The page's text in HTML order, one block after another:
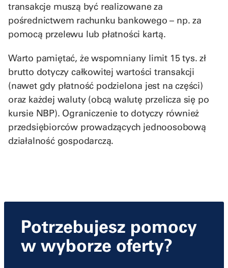
transakcje muszą być realizowane za
pośrednictwem rachunku bankowego – np. za
pomocą przelewu lub płatności kartą.
Warto pamiętać, że wspomniany limit 15 tys. zł
brutto dotyczy całkowitej wartości transakcji
(nawet gdy płatność podzielona jest na części)
oraz każdej waluty (obcą walutę przelicza się po
kursie NBP). Ograniczenie to dotyczy również
przedsiębiorców prowadzących jednoosobową
działalność gospodarczą.
Potrzebujesz pomocy
w wyborze oferty?